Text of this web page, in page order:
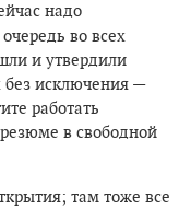
надо
во всех
и утвердили
без исключения —
работать
в свободной
там тоже все